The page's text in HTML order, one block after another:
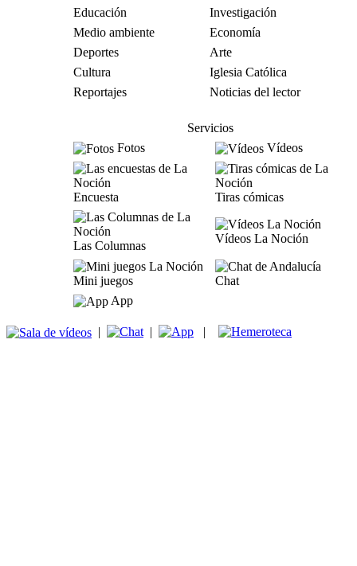
Educación
Investigación
Medio ambiente
Economía
Deportes
Arte
Cultura
Iglesia Católica
Reportajes
Noticias del lector
Servicios
Fotos
Vídeos
Encuesta Tiras cómicas
Las Columnas
Vídeos La Noción
Mini juegos
Chat
App
| | |